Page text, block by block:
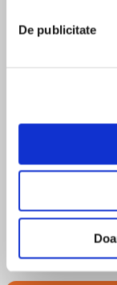
De publicitate
Unlike last
burning the
mother-in-
chance of
All she wants
front of the
Jo